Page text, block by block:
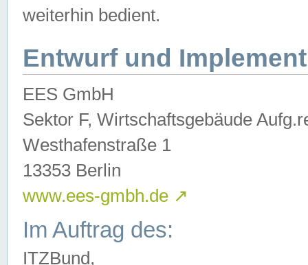
weiterhin bedient.
Entwurf und
EES GmbH
Sektor F, Wirtschaftsgebäude
Westhafenstraße 1
13353 Berlin
www.ees-gmbh.de ↗
Im Auftrag des:
ITZBund,